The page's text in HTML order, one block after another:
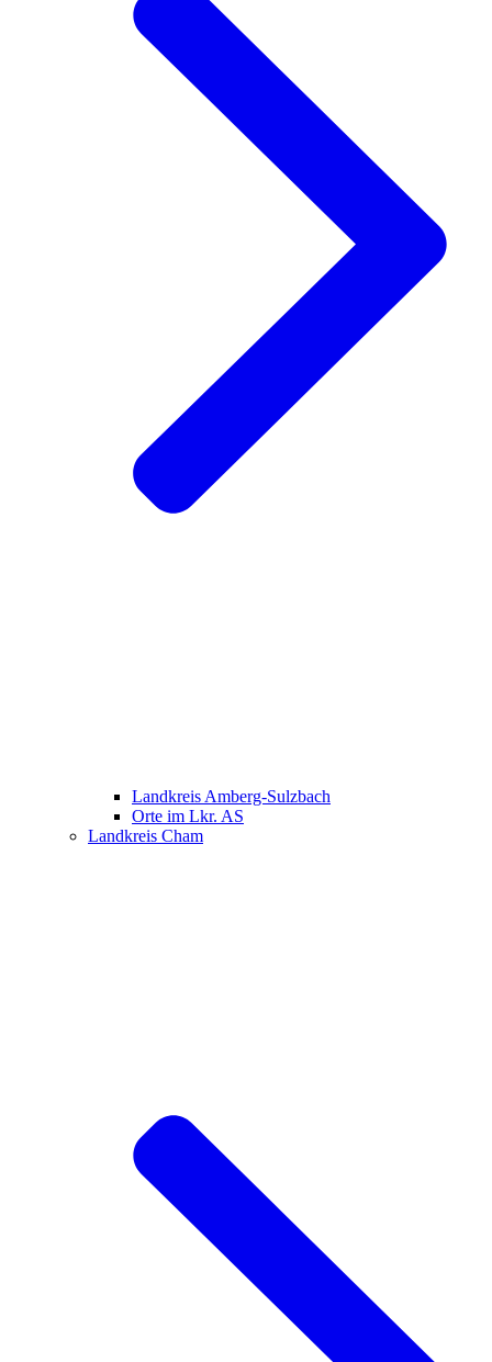
Landkreis Amberg-Sulzbach
Orte im Lkr. AS
Landkreis Cham